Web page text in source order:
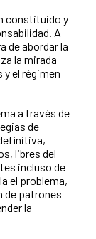
constituido y
A
de abordar la
la mirada
el régimen
a través de
de
libres del
incluso de
el problema,
de patrones
la